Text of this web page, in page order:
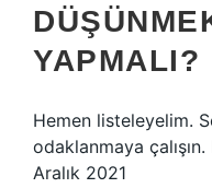
YAPMALI?
Hemen listeleyelim.
odaklanmaya
Aralık 2021